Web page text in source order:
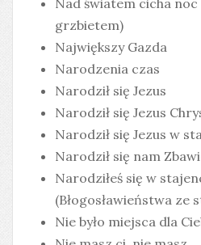
Nad światem cicha
grzbietem)
Największy Gazda
Narodzenia czas
Narodził się Jezus
Narodził się Jezus
Narodził się Jezus w
Narodził się nam
Narodziłeś się w
(Błogosławieństwa ze
Nie było miejsca dla